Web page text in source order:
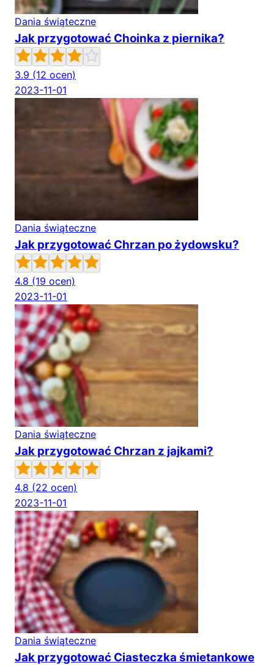
Dania świąteczne
Jak przygotować Choinka z piernika?
3.9 (12 ocen)
2023-11-01
Dania świąteczne
Jak przygotować Chrzan po żydowsku?
4.8 (19 ocen)
2023-11-01
Dania świąteczne
Jak przygotować Chrzan z jajkami?
4.8 (22 ocen)
2023-11-01
Dania świąteczne
Jak przygotować Ciasteczka śmietankowe